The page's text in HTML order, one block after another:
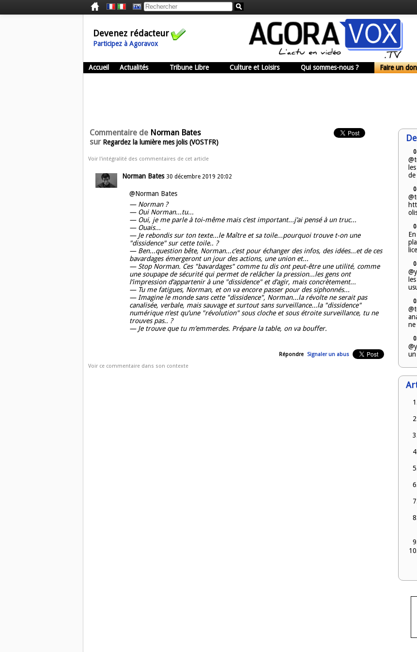
Devenez rédacteur
Participez à Agoravox
Accueil Actualités Tribune Libre Culture et Loisirs Qui sommes-nous ? Faire un don
Commentaire de Norman Bates
sur Regardez la lumière mes jolis (VOSTFR)
Voir l'intégralité des commentaires de cet article
Norman Bates 30 décembre 2019 20:02
@Norman Bates
— Norman ?
— Oui Norman...tu...
— Oui, je me parle à toi-même mais c’est important...j’ai pensé à un truc...
— Ouais...
— Je rebondis sur ton texte...le Maître et sa toile...pourquoi trouve t-on une
"dissidence" sur cette toile.. ?
— Ben...question bête, Norman...c’est pour échanger des infos, des idées...et de ces
bavardages émergeront un jour des actions, une union et...
— Stop Norman. Ces "bavardages" comme tu dis ont peut-être une utilité, comme
une soupape de sécurité qui permet de relâcher la pression...les gens ont
l’impression d’appartenir à une "dissidence" et d’agir, mais concrètement...
— Tu me fatigues, Norman, et on va encore passer pour des siphonnés...
— Imagine le monde sans cette "dissidence", Norman...la révolte ne serait pas
canalisée, verbale, mais sauvage et surtout sans surveillance...la "dissidence"
numérique n’est qu’une "révolution" sous cloche et sous étroite surveillance, tu ne
trouves pas.. ?
— Je trouve que tu m’emmerdes. Prépare la table, on va bouffer.
Répondre
Signaler un abus
Voir ce commentaire dans son contexte
de
ne